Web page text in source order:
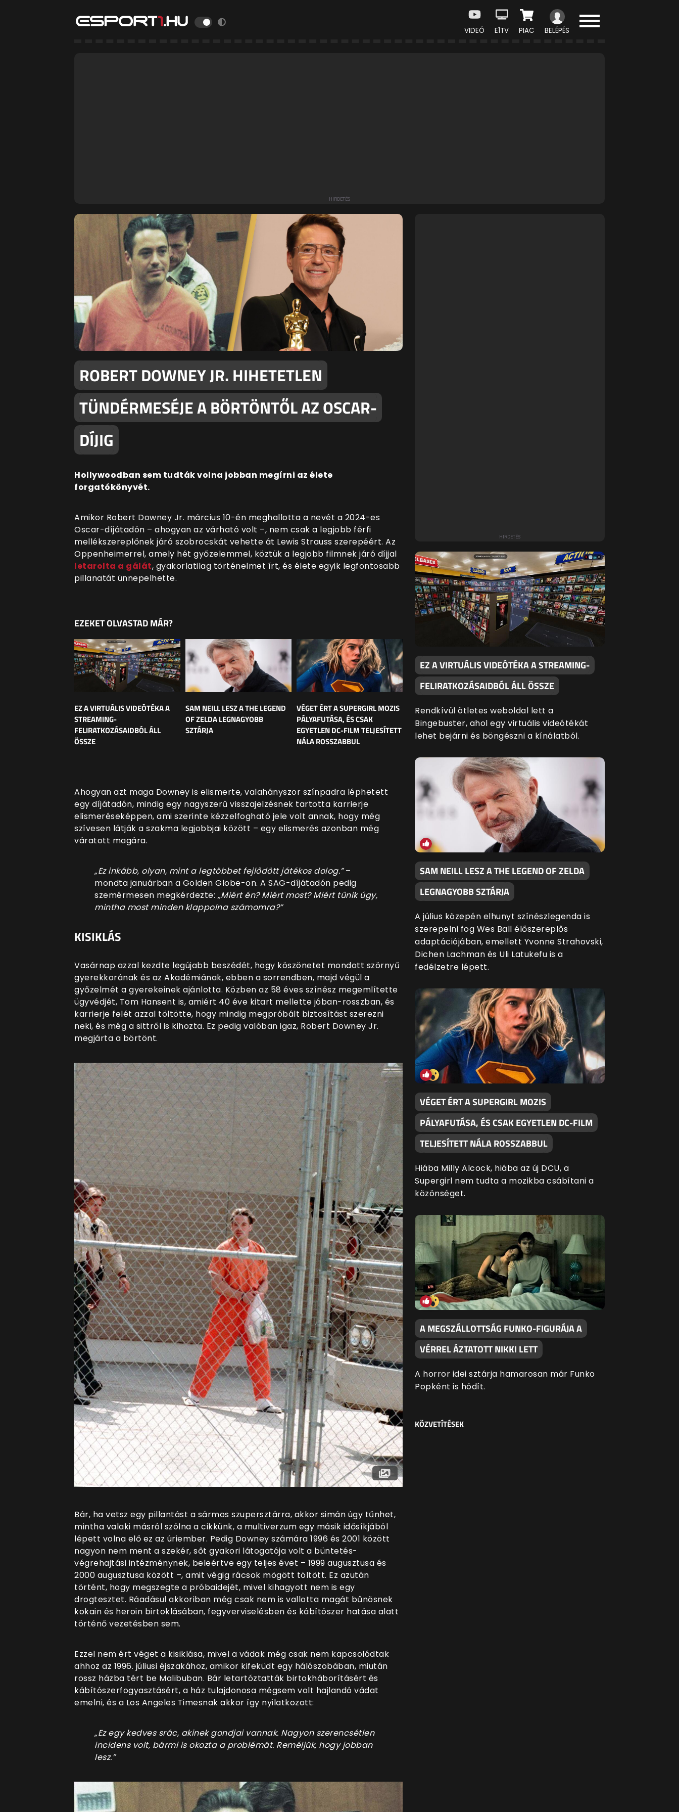
VIDEÓ E1TV PIAC BELÉPÉS
ROBERT DOWNEY JR. HIHETETLEN
TÜNDÉRMESÉJE A BÖRTÖNTŐL AZ OSCAR-
DÍJIG
Hollywoodban sem tudták volna jobban megírni az élete
forgatókönyvét.
Amikor Robert Downey Jr. március 10-én meghallotta a nevét a 2024-es
Oscar-díjátadón – ahogyan az várható volt –, nem csak a legjobb férfi
mellékszereplőnek járó szobrocskát vehette át Lewis Strauss szerepéért. Az
Oppenheimerrel, amely hét győzelemmel, köztük a legjobb filmnek járó díjjal
letarolta a gálát, gyakorlatilag történelmet írt, és élete egyik legfontosabb
pillanatát ünnepelhette.
EZEKET OLVASTAD MÁR?
EZ A VIRTUÁLIS VIDEÓTÉKA A
STREAMING-
FELIRATKOZÁSAIDBÓL ÁLL
ÖSSZE
SAM NEILL LESZ A THE LEGEND
OF ZELDA LEGNAGYOBB
SZTÁRJA
VÉGET ÉRT A SUPERGIRL MOZIS
PÁLYAFUTÁSA, ÉS CSAK
EGYETLEN DC-FILM TELJESÍTETT
NÁLA ROSSZABBUL
Ahogyan azt maga Downey is elismerte, valahányszor színpadra léphetett
egy díjátadón, mindig egy nagyszerű visszajelzésnek tartotta karrierje
elismeréseképpen, ami szerinte kézzelfogható jele volt annak, hogy még
szívesen látják a szakma legjobbjai között – egy elismerés azonban még
váratott magára.
„Ez inkább, olyan, mint a legtöbbet fejlődött játékos dolog.”–
mondta januárban a Golden Globe-on. A SAG-díjátadón pedig
szemérmesen megkérdezte: „Miért én? Miért most? Miért tűnik úgy,
mintha most minden klappolna számomra?”
KISIKLÁS
Vasárnap azzal kezdte legújabb beszédét, hogy köszönetet mondott szörnyű
gyerekkorának és az Akadémiának, ebben a sorrendben, majd végül a
győzelmét a gyerekeinek ajánlotta. Közben az 58 éves színész megemlítette
ügyvédjét, Tom Hansent is, amiért 40 éve kitart mellette jóban-rosszban, és
karrierje felét azzal töltötte, hogy mindig megpróbált biztosítást szerezni
neki, és még a sittről is kihozta. Ez pedig valóban igaz, Robert Downey Jr.
megjárta a börtönt.
Bár, ha vetsz egy pillantást a sármos szupersztárra, akkor simán úgy tűnhet,
mintha valaki másról szólna a cikkünk, a multiverzum egy másik idősíkjából
lépett volna elő ez az úriember. Pedig Downey számára 1996 és 2001 között
nagyon nem ment a szekér, sőt gyakori látogatója volt a büntetés-
végrehajtási intézménynek, beleértve egy teljes évet – 1999 augusztusa és
2000 augusztusa között –, amit végig rácsok mögött töltött. Ez azután
történt, hogy megszegte a próbaidejét, mivel kihagyott nem is egy
drogtesztet. Ráadásul akkoriban még csak nem is vallotta magát bűnösnek
kokain és heroin birtoklásában, fegyverviselésben és kábítószer hatása alatt
történő vezetésben sem.
Ezzel nem ért véget a kisiklása, mivel a vádak még csak nem kapcsolódtak
ahhoz az 1996. júliusi éjszakához, amikor kifeküdt egy hálószobában, miután
rossz házba tért be Malibuban. Bár letartóztatták birtokháborításért és
kábítószerfogyasztásért, a ház tulajdonosa mégsem volt hajlandó vádat
emelni, és a Los Angeles Timesnak akkor így nyilatkozott:
„Ez egy kedves srác, akinek gondjai vannak. Nagyon szerencsétlen
incidens volt, bármi is okozta a problémát. Reméljük, hogy jobban
lesz.”
EZ A VIRTUÁLIS VIDEÓTÉKA A STREAMING-
FELIRATKOZÁSAIDBÓL ÁLL ÖSSZE
Rendkívül ötletes weboldal lett a
Bingebuster, ahol egy virtuális videótékát
lehet bejárni és böngészni a kínálatból.
SAM NEILL LESZ A THE LEGEND OF ZELDA
LEGNAGYOBB SZTÁRJA
A július közepén elhunyt színészlegenda is
szerepelni fog Wes Ball élőszereplős
adaptációjában, emellett Yvonne Strahovski,
Dichen Lachman és Uli Latukefu is a
fedélzetre lépett.
VÉGET ÉRT A SUPERGIRL MOZIS
PÁLYAFUTÁSA, ÉS CSAK EGYETLEN DC-FILM
TELJESÍTETT NÁLA ROSSZABBUL
Hiába Milly Alcock, hiába az új DCU, a
Supergirl nem tudta a mozikba csábítani a
közönséget.
A MEGSZÁLLOTTSÁG FUNKO-FIGURÁJA A
VÉRREL ÁZTATOTT NIKKI LETT
A horror idei sztárja hamarosan már Funko
Popként is hódít.
KÖZVETÍTÉSEK